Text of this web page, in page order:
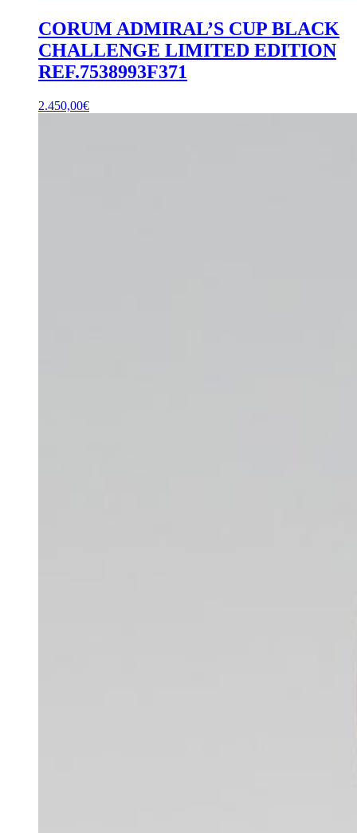
CORUM ADMIRAL’S CUP BLACK
CHALLENGE LIMITED EDITION
REF.7538993F371
2.450,00€